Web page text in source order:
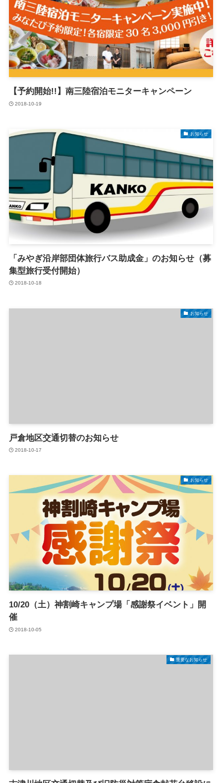
【予約開始!!】南三陸宿泊モニターキャンペーン
2018-10-19
お知らせ
「みやぎ沿岸部団体旅行バス助成金」のお知らせ（募
集型旅行受付開始）
2018-10-18
お知らせ
戸倉地区交通切替のお知らせ
2018-10-17
お知らせ
10/20（土）神割崎キャンプ場「感謝祭イベント」開
催
2018-10-05
重要なお知らせ